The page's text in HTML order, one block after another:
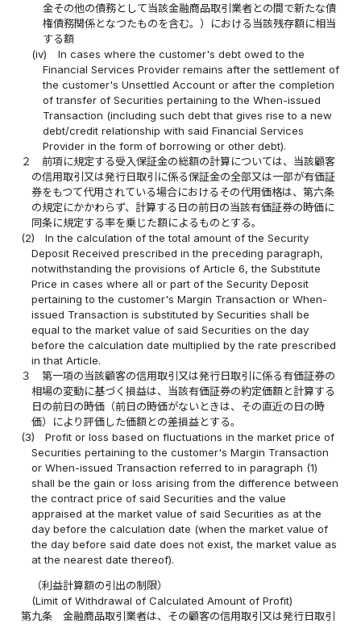
金その他の債務として当該金融商品取引業者との間で新たな債
権債務関係となつたものを含む。）における当該残存額に相当
する額
(iv)
In cases where the customer's debt owed to the
Financial Services Provider remains after the settlement of
the customer's Unsettled Account or after the completion
of transfer of Securities pertaining to the When-issued
Transaction (including such debt that gives rise to a new
debt/credit relationship with said Financial Services
Provider in the form of borrowing or other debt).
２
前項に規定する受入保証金の総額の計算については、当該顧客
の信用取引又は発行日取引に係る保証金の全部又は一部が有価証
券をもつて代用されている場合におけるその代用価格は、第六条
の規定にかかわらず、計算する日の前日の当該有価証券の時価に
同条に規定する率を乗じた額によるものとする。
(2)
In the calculation of the total amount of the Security
Deposit Received prescribed in the preceding paragraph,
notwithstanding the provisions of Article 6, the Substitute
Price in cases where all or part of the Security Deposit
pertaining to the customer's Margin Transaction or When-
issued Transaction is substituted by Securities shall be
equal to the market value of said Securities on the day
before the calculation date multiplied by the rate prescribed
in that Article.
３
第一項の当該顧客の信用取引又は発行日取引に係る有価証券の
相場の変動に基づく損益は、当該有価証券の約定価額と計算する
日の前日の時価（前日の時価がないときは、その直近の日の時
価）により評価した価額との差損益とする。
(3)
Profit or loss based on fluctuations in the market price of
Securities pertaining to the customer's Margin Transaction
or When-issued Transaction referred to in paragraph (1)
shall be the gain or loss arising from the difference between
the contract price of said Securities and the value
appraised at the market value of said Securities as at the
day before the calculation date (when the market value of
the day before said date does not exist, the market value as
at the nearest date thereof).
（利益計算額の引出の制限）
(Limit of Withdrawal of Calculated Amount of Profit)
第九条
金融商品取引業者は、その顧客の信用取引又は発行日取引